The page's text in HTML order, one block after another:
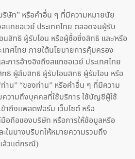
ริษัท” หรือคำอื่น ๆ ที่มีความหมายนัย
แทชอเวย์ ประเทศไทย ตลอดจนผู้รับ
สิทธิ ผู้รับโอน หรือผู้ซื้อซึ่งสิทธิ และ/หรือ
ทศไทย ภายใต้นโยบายการคุ้มครอง
การอ้างอิงถึงสแทชอเวย์ ประเทศไทย
ธิ ผู้สืบสิทธิ ผู้รับโอนสิทธิ ผู้รับโอน หรือ
าน” “ของท่าน” หรือคำอื่น ๆ ที่มีความ
วามถึงบุคคลที่ใช้บริการ ใช้บัญชีผู้ใช้
าถึงแพลตฟอร์ม เว็บไซต์ หรือ
อถือของบริษัท หรือการให้ข้อมูลหรือ
ในบางบริบทให้หมายความรวมถึง
ล้วแต่กรณี)